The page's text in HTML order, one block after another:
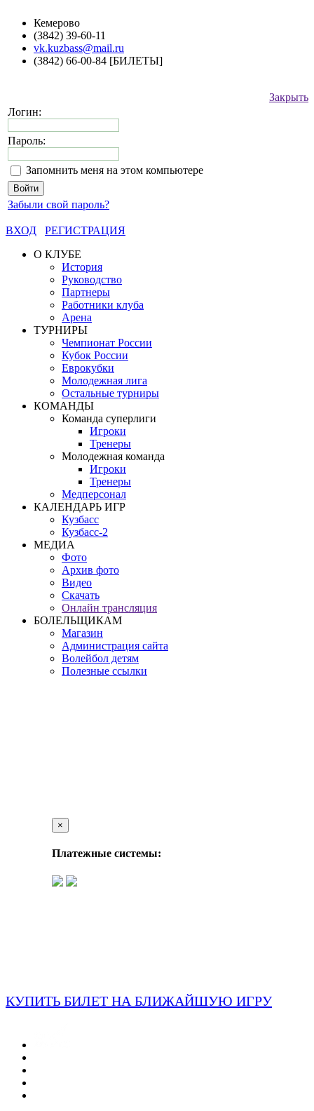
Кемерово
(3842) 39-60-11
vk.kuzbass@mail.ru
(3842) 66-00-84 [БИЛЕТЫ]
Закрыть
Логин:
Пароль:
Запомнить меня на этом компьютере
Забыли свой пароль?
ВХОД
РЕГИСТРАЦИЯ
О КЛУБЕ
История
Руководство
Партнеры
Работники клуба
Арена
ТУРНИРЫ
Чемпионат России
Кубок России
Еврокубки
Молодежная лига
Остальные турниры
КОМАНДЫ
Команда суперлиги
Игроки
Тренеры
Молодежная команда
Игроки
Тренеры
Медперсонал
КАЛЕНДАРЬ ИГР
Кузбасс
Кузбасс-2
МЕДИА
Фото
Архив фото
Видео
Скачать
Онлайн трансляция
БОЛЕЛЬЩИКАМ
Магазин
Администрация сайта
Волейбол детям
Полезные ссылки
×
Платежные системы:
КУПИТЬ БИЛЕТ НА БЛИЖАЙШУЮ ИГРУ